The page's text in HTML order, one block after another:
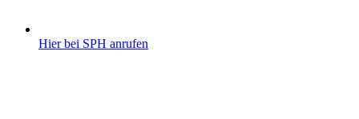
Hier bei SPH anrufen